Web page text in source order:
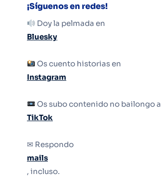
¡Síguenos en redes!
Doy la pelmada en
Bluesky
Os cuento historias en
Instagram
Os subo contenido no bailongo a
TikTok
✉ Respondo
mails
, incluso.